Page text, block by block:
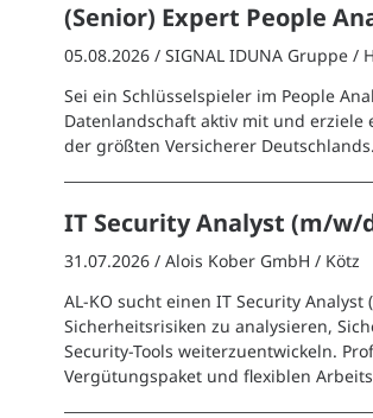
(Senior) Expert People
05.08.2026 /SIGNAL IDUNA Gruppe /
Sei ein Schlüsselspieler im People
Datenlandschaft aktiv mit und erziele
der größten Versicherer Deutschlands.
IT Security Analyst (m/w/
31.07.2026 /Alois Kober GmbH / Kötz
AL-KO sucht einen IT Security Analyst
Sicherheitsrisiken zu analysieren,
Security-Tools weiterzuentwickeln.
Vergütungspaket und flexiblen